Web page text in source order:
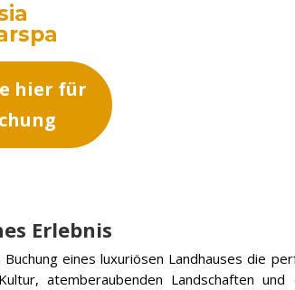
hier für
Erlebnis
eines luxuriösen Landhauses die
atemberaubenden Landschaften und